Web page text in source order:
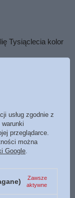
Tysiąclecia kolor
Gschwind i inni
czarna
usług zgodnie z
przeglądarce.
można
Google.
Zawsze
aktywne